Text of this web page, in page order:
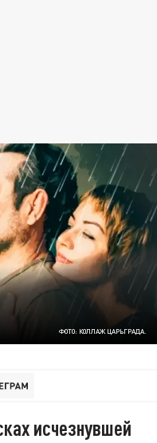
ФОТО: КОЛЛАЖ ЦАРЬГРАДА.
исчезнувшей